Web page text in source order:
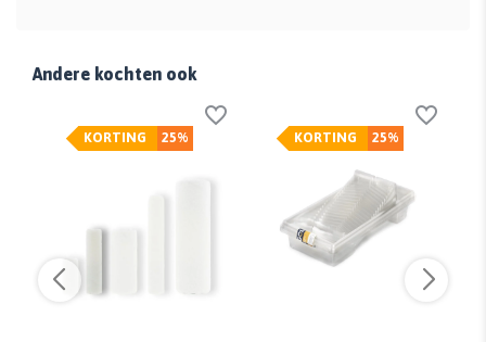
Andere kochten ook
25%
KORTING 25%
KORTING